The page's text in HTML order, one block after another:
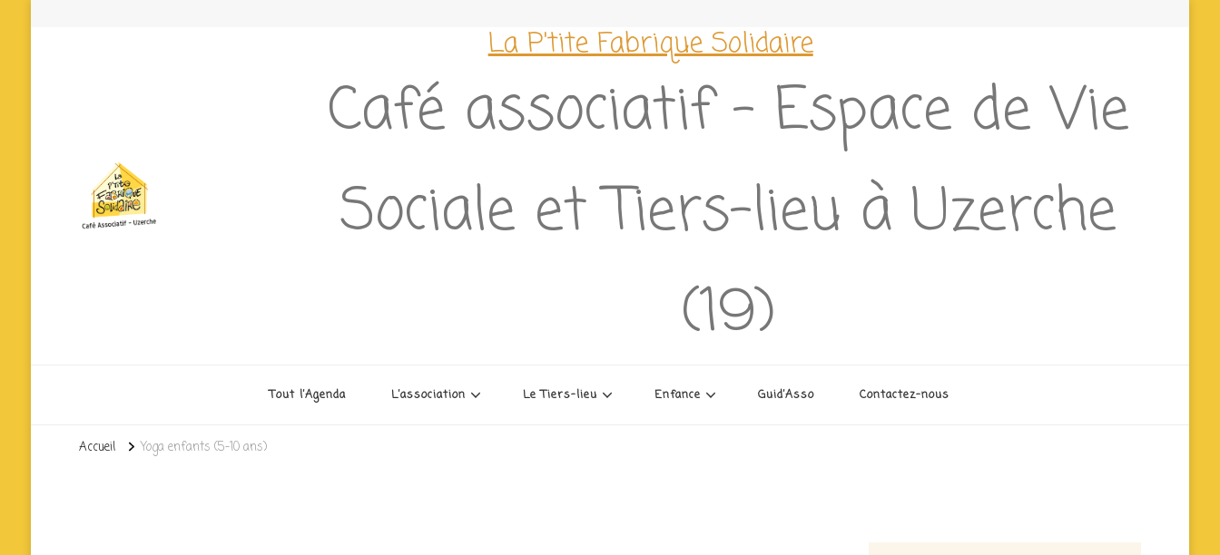
La P'tite Fabrique Solidaire
Café associatif – Espace de Vie
Sociale et Tiers-lieu à Uzerche
(19)
Tout l’Agenda L’association Le Tiers-lieu Enfance Guid’Asso Contactez-nous
Accueil Yoga enfants (5-10 ans)